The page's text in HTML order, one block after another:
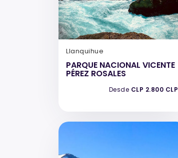
Llanquihue
PARQUE NACIONAL VICENTE
PÉREZ ROSALES
Desde CLP 2.800 CLP